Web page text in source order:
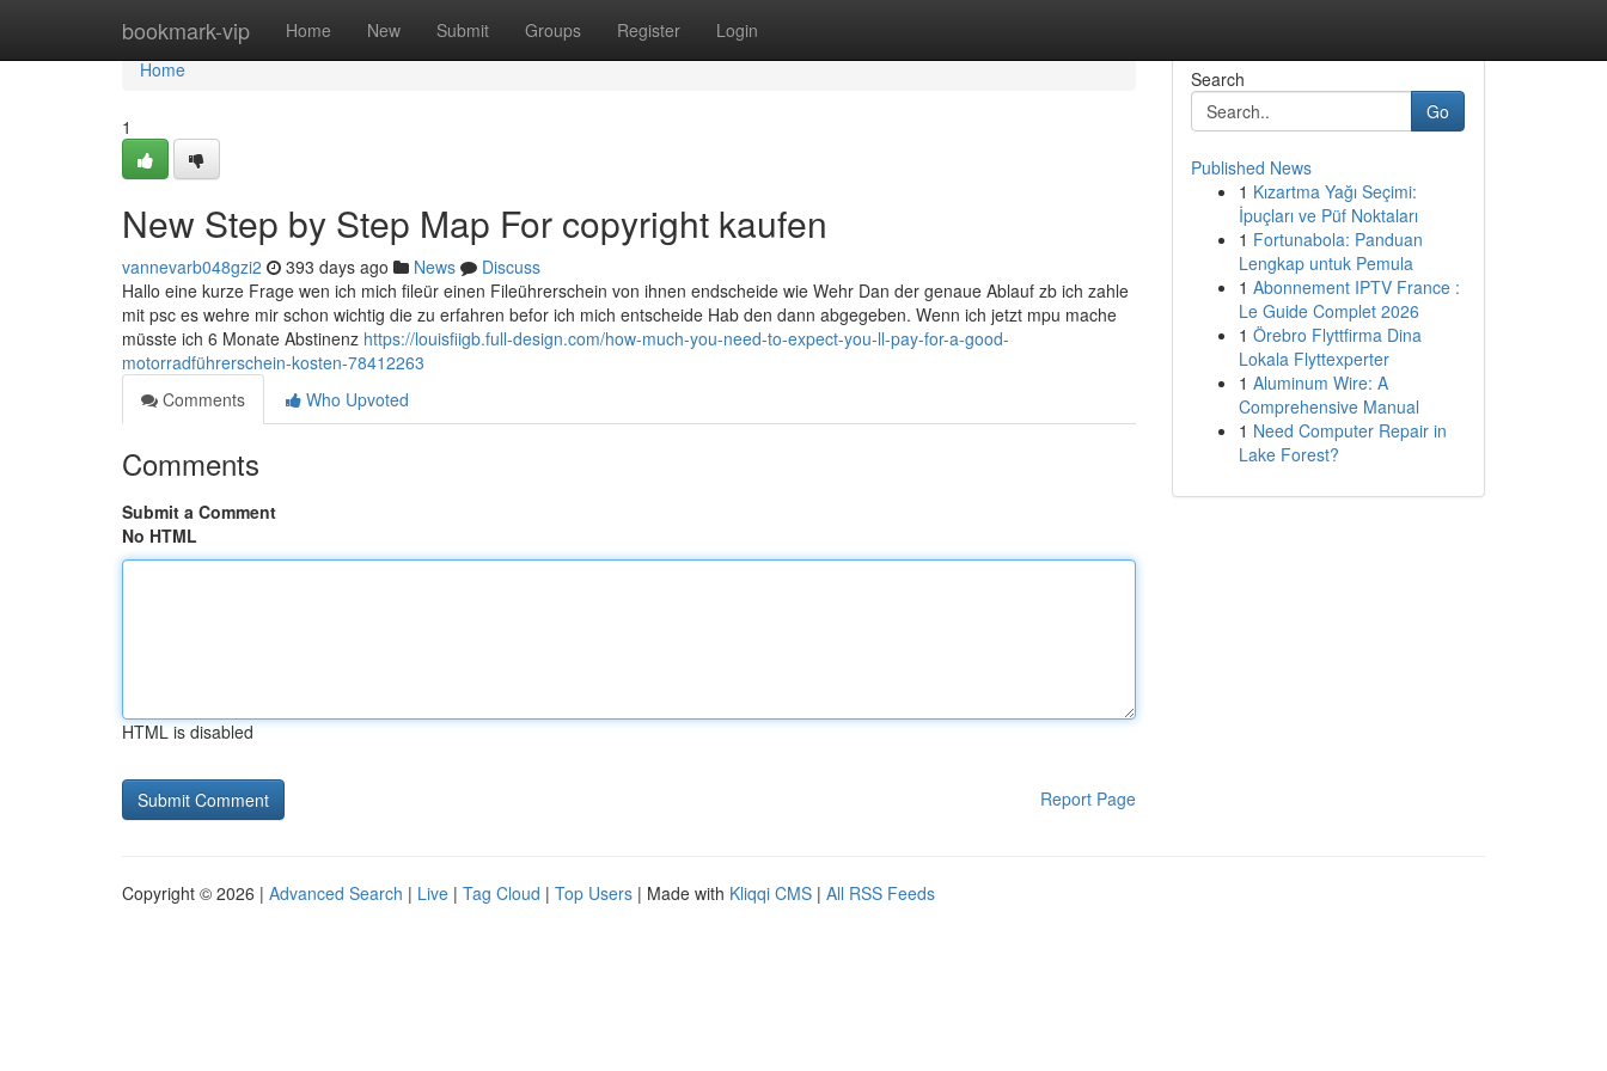
bookmark-vip Home New Submit Groups Register Login
Home
Home
1
New Step by Step Map For copyright kaufen
vannevarb048gzi2 393 days ago News
Discuss
Hallo eine kurze Frage wen ich mich fileür einen Fileührerschein von ihnen endscheide wie Wehr Dan der genaue Ablauf zb ich zahle
mit psc es wehre mir schon wichtig die zu erfahren befor ich mich entscheide Hab den dann abgegeben. Wenn ich jetzt mpu mache
müsste ich 6 Monate Abstinenz https://louisfiigb.full-design.com/how-much-you-need-to-expect-you-ll-pay-for-a-good-
motorradführerschein-kosten-78412263
Comments
Who Upvoted
Comments
Submit a Comment
No HTML
HTML is disabled
Report Page
Search
Go
Published News
1 Kızartma Yağı Seçimi:
İpuçları ve Püf Noktaları
1 Fortunabola: Panduan
Lengkap untuk Pemula
1 Abonnement IPTV France :
Le Guide Complet 2026
1 Örebro Flyttfirma Dina
Lokala Flyttexperter
1 Aluminum Wire: A
Comprehensive Manual
1 Need Computer Repair in
Lake Forest?
Copyright © 2026 | Advanced Search | Live | Tag Cloud | Top Users | Made with Kliqqi CMS | All RSS Feeds